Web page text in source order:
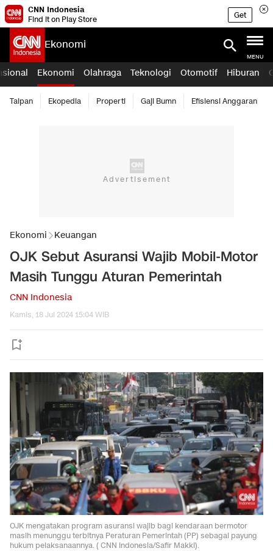
CNN Indonesia
Find it on Play Store
Get
Ekonomi
MENU
Ekonomi Olahraga Teknologi Otomotif Hiburan
Taipan Ekopedia Properti Gaji Bumn Efisiensi Anggaran
Ekonomi Keuangan
OJK Sebut Asuransi Wajib Mobil-Motor
Masih Tunggu Aturan Pemerintah
CNN Indonesia
Kamis, 18 Jul 2024 15:04 WIB
OJK mengatakan program asuransi wajib bagi kendaraan bermotor
masih menunggu terbitnya Peraturan Pemerintah (PP) sebagai payung
hukum pelaksanaannya. ( CNN Indonesia/Safir Makki).